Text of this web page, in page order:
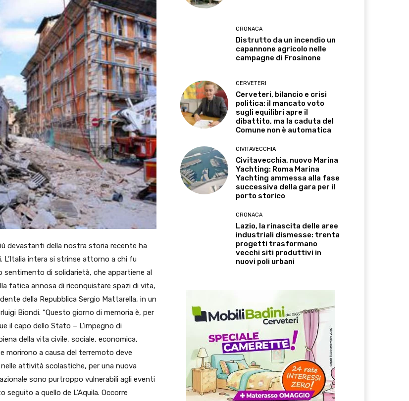
devastanti della nostra storia recente ha
L’Italia intera si strinse attorno a chi fu
sentimento di solidarietà, che appartiene al
fatica annosa di riconquistare spazi di vita,
della Repubblica Sergio Mattarella, in un
Biondi. “Questo giorno di memoria è, per
il capo dello Stato – L’impegno di
della vita civile, sociale, economica,
morirono a causa del terremoto deve
nelle attività scolastiche, per una nuova
sono purtroppo vulnerabili agli eventi
a quello de L’Aquila. Occorre
CRONACA
Distrutto da un incendio un
capannone agricolo nelle
campagne di Frosinone
CERVETERI
Cerveteri, bilancio e crisi
politica: il mancato voto
sugli equilibri apre il
dibattito, ma la caduta del
Comune non è automatica
CIVITAVECCHIA
Civitavecchia, nuovo Marina
Yachting: Roma Marina
Yachting ammessa alla fase
successiva della gara per il
porto storico
CRONACA
Lazio, la rinascita delle aree
industriali dismesse: trenta
progetti trasformano
vecchi siti produttivi in
nuovi poli urbani